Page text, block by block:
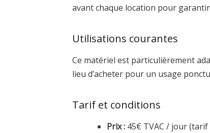
avant chaque location pour
Utilisations courantes
Ce matériel est particulièrement
lieu d’acheter pour un usage
Tarif et conditions
Prix : 45€ TVAC / jour (tarif